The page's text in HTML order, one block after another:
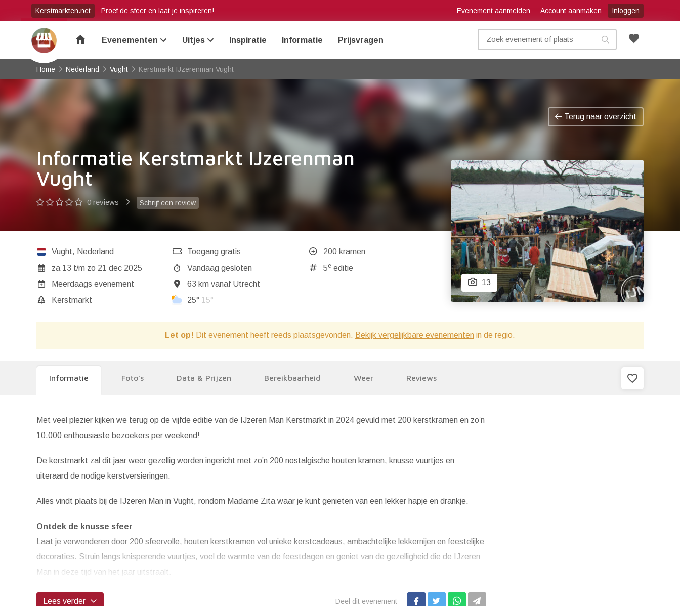
Kerstmarkten.net Proef de sfeer en laat je inspireren! Evenement aanmelden Account aanmaken Inloggen
favorite
home Evenementen Uitjes Inspiratie Informatie Prijsvragen
Home Nederland Vught Kerstmarkt IJzerenman Vught
Terug naar overzicht
Informatie Kerstmarkt IJzerenman
Vught
0 reviews Schrijf een review
Vught, Nederland
za 13 t/m zo 21 dec 2025
Meerdaags evenement
Kerstmarkt
Toegang gratis
Vandaag gesloten
63 km vanaf Utrecht
25° 15°
200 kramen
5eeditie
13
Let op! Dit evenement heeft reeds plaatsgevonden. Bekijk vergelijkbare evenementen in de regio.
Informatie Foto's Data & Prijzen Bereikbaarheid Weer Reviews favorite_border
Met veel plezier kijken we terug op de vijfde editie van de IJzeren Man Kerstmarkt in 2024 gevuld met 200 kerstkramen en zo’n
10.000 enthousiaste bezoekers per weekend!
De kerstmarkt zal dit jaar weer gezellig worden ingericht met zo’n 200 nostalgische houten kramen, knusse vuurtjes en
uiteraard de nodige kerstversieringen.
Alles vindt plaats bij de IJzeren Man in Vught, rondom Madame Zita waar je kunt genieten van een lekker hapje en drankje.
Ontdek de knusse sfeer
Laat je verwonderen door 200 sfeervolle, houten kerstkramen vol unieke kerstcadeaus, ambachtelijke lekkernijen en feestelijke
decoraties. Struin langs knisperende vuurtjes, voel de warmte van de feestdagen en geniet van de gezelligheid die de IJzeren
Man in deze tijd van het jaar uitstraalt.
... Lees verder Deel dit evenement